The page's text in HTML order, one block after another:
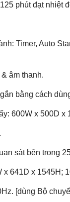
phút đạt nhiệt
Timer, Auto
âm thanh.
bằng cách
600W x 500D x
sát bên trong
641D x 1545H;
[dùng Bộ